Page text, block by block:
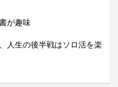
が趣味
人生の後半戦はソロ活を楽